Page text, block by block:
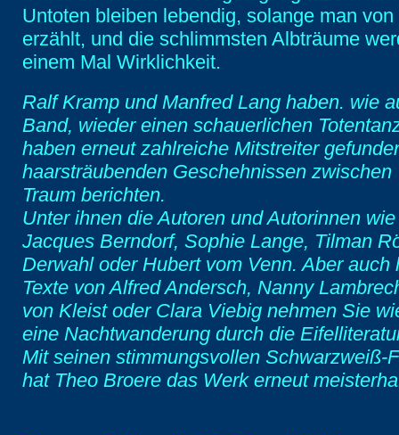
Untoten bleiben lebendig, solange man von
erzählt, und die schlimmsten Albträume
einem Mal Wirklichkeit.
Ralf Kramp und Manfred Lang haben. wie
Band, wieder einen schauerlichen
haben erneut zahlreiche Mitstreiter
haarsträubenden Geschehnissen zwischen
Traum berichten.
Unter ihnen die Autoren und Autorinnen
Jacques Berndorf, Sophie Lange, Tilman
Derwahl oder Hubert vom Venn. Aber auch
Texte von Alfred Andersch, Nanny
von Kleist oder Clara Viebig nehmen Sie
eine Nachtwanderung durch die
Mit seinen stimmungsvollen Schwarzweiß-
hat Theo Broere das Werk erneut